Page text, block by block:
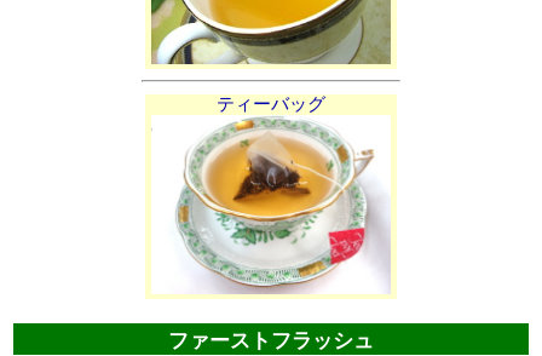
ティーバッグ
ファーストフラッシュ